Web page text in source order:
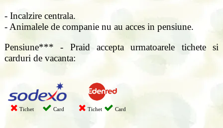
- Incalzire centrala.
- Animalele de companie nu au acces in pensiune.
Pensiune*** - Praid accepta urmatoarele tichete si
carduri de vacanta:
Tichet Card Tichet Card